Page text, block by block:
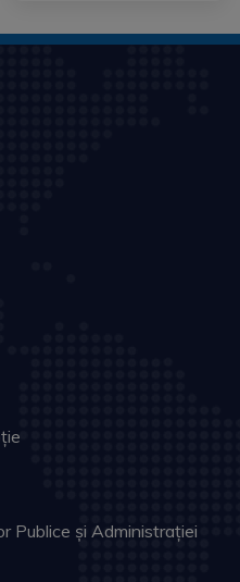
Publice și Administrației